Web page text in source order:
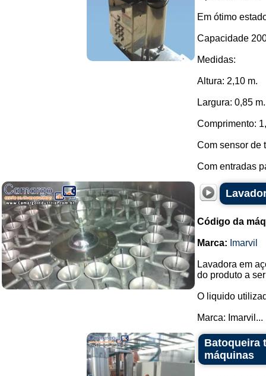
Em ótimo
Capacidade
Medidas:
Altura: 2,10 m.
Largura: 0,85 m.
Comprimento:
Com sensor de
Com entradas
Código da
Marca: Imarvil
Lavadora em
do produto a
O liquido
Marca: Imarvil...
Batoqueira
máquinas